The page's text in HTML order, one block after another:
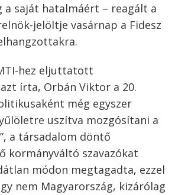
a saját hatalmáért – reagált a
jelöltje vasárnap a Fidesz
hez eljuttatott
írta, Orbán Viktor a 20.
még egyszer
uszítva mozgósítani a
a társadalom döntő
kormányváltó szavazókat
módon megtagadta, ezzel
nem Magyarország, kizárólag